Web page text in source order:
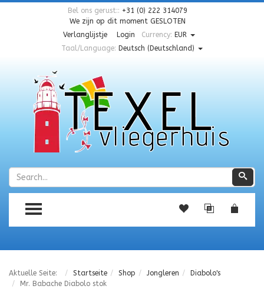
Bel ons gerust:: +31 (0) 222 314079
We zijn op dit moment GESLOTEN
Verlanglijstje
Login Currency: EUR
Taal/Language: Deutsch (Deutschland)
Zoeken
TOGGLE MENU
Aktuelle Seite: Startseite Shop Jongleren
Diabolo's
Mr. Babache Diabolo stok